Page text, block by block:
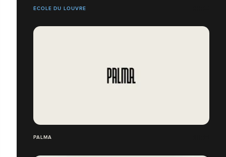
ÉCOLE DU LOUVRE
PALMA